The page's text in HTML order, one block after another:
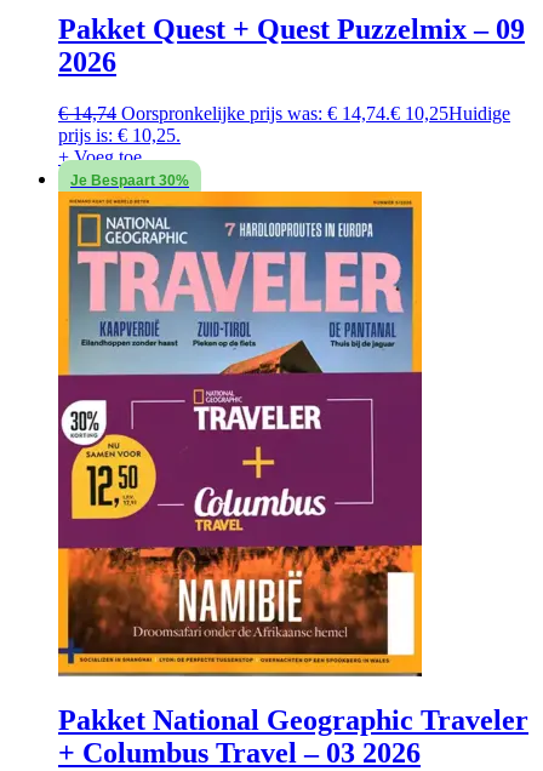
Pakket Quest + Quest Puzzelmix – 09
2026
€14,74 Oorspronkelijke prijs was: € 14,74.€ 10,25Huidige
prijs is: € 10,25.
+ Voeg toe
Je Bespaart 30%
Pakket National Geographic Traveler
+ Columbus Travel – 03 2026